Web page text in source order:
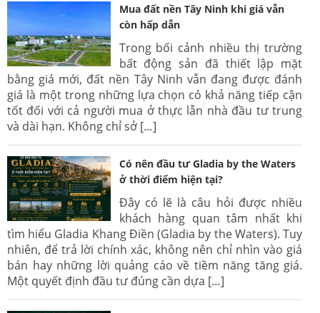
Mua đất nền Tây Ninh khi giá vẫn
còn hấp dẫn
Trong bối cảnh nhiều thị trường
bất động sản đã thiết lập mặt
bằng giá mới, đất nền Tây Ninh vẫn đang được đánh
giá là một trong những lựa chọn có khả năng tiếp cận
tốt đối với cả người mua ở thực lẫn nhà đầu tư trung
và dài hạn. Không chỉ sở […]
Có nên đầu tư Gladia by the Waters
ở thời điểm hiện tại?
Đây có lẽ là câu hỏi được nhiều
khách hàng quan tâm nhất khi
tìm hiểu Gladia Khang Điền (Gladia by the Waters). Tuy
nhiên, để trả lời chính xác, không nên chỉ nhìn vào giá
bán hay những lời quảng cáo về tiềm năng tăng giá.
Một quyết định đầu tư đúng cần dựa […]